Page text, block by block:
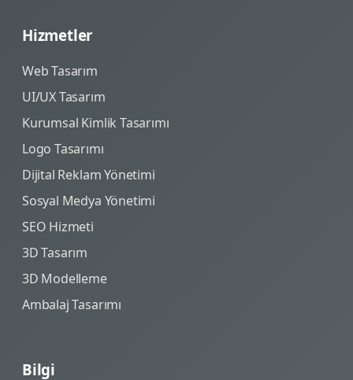
Hizmetler
Web Tasarım
UI/UX Tasarım
Kurumsal Kimlik Tasarımı
Logo Tasarımı
Dijital Reklam Yönetimi
Sosyal Medya Yönetimi
SEO Hizmeti
3D Tasarım
3D Modelleme
Ambalaj Tasarımı
Bilgi